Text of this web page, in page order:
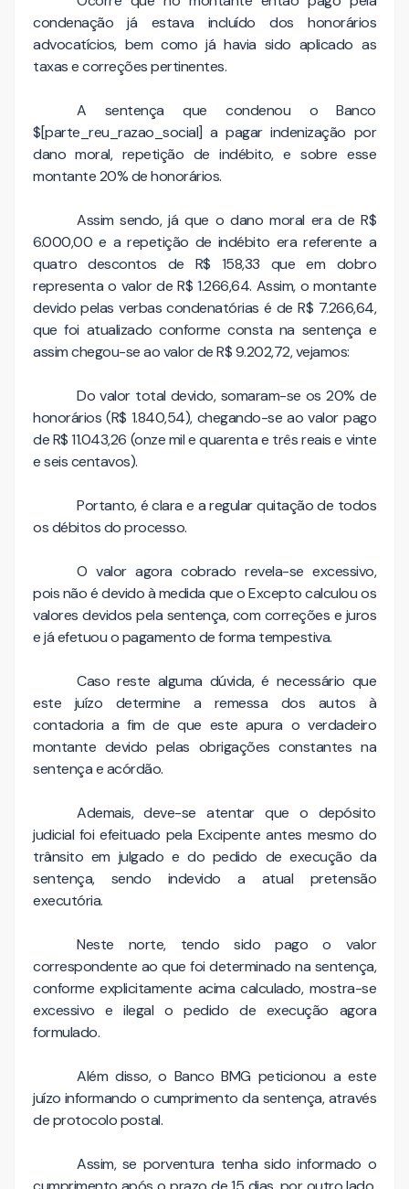
condenação já estava incluído dos honorários
advocatícios, bem como já havia sido aplicado as
taxas e correções pertinentes.
A sentença que condenou o Banco
$[parte_reu_razao_social] a pagar indenização por
dano moral, repetição de indébito, e sobre esse
montante 20% de honorários.
Assim sendo, já que o dano moral era de R$
6.000,00 e a repetição de indébito era referente a
quatro descontos de R$ 158,33 que em dobro
representa o valor de R$ 1.266,64. Assim, o montante
devido pelas verbas condenatórias é de R$ 7.266,64,
que foi atualizado conforme consta na sentença e
assim chegou-se ao valor de R$ 9.202,72, vejamos:
Do valor total devido, somaram-se os 20% de
honorários (R$ 1.840,54), chegando-se ao valor pago
de R$ 11.043,26 (onze mil e quarenta e três reais e vinte
e seis centavos).
Portanto, é clara e a regular quitação de todos
os débitos do processo.
O valor agora cobrado revela-se excessivo,
pois não é devido à medida que o Excepto calculou os
valores devidos pela sentença, com correções e juros
e já efetuou o pagamento de forma tempestiva.
Caso reste alguma dúvida, é necessário que
este juízo determine a remessa dos autos à
contadoria a fim de que este apura o verdadeiro
montante devido pelas obrigações constantes na
sentença e acórdão.
Ademais, deve-se atentar que o depósito
judicial foi efeituado pela Excipente antes mesmo do
trânsito em julgado e do pedido de execução da
sentença, sendo indevido a atual pretensão
executória.
Neste norte, tendo sido pago o valor
correspondente ao que foi determinado na sentença,
conforme explicitamente acima calculado, mostra-se
excessivo e ilegal o pedido de execução agora
formulado.
Além disso, o Banco BMG peticionou a este
juízo informando o cumprimento da sentença, através
de protocolo postal.
Assim, se porventura tenha sido informado o